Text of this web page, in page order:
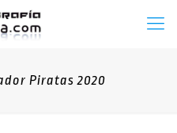
Piratas 2020